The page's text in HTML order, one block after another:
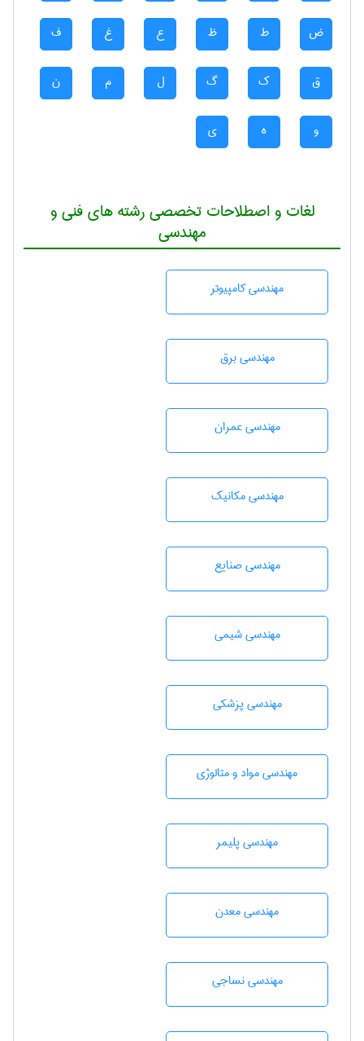
ض ط ظ ع غ ف
ق ک گ ل م ن
و ه ی
لغات و اصطلاحات تخصصی رشته های فنی و
مهندسی
مهندسی كامپيوتر
مهندسی برق
مهندسی عمران
مهندسی مکانیک
مهندسی صنايع
مهندسي شيمی
مهندسی پزشکی
مهندسی مواد و متالوژی
مهندسی پليمر
مهندسی معدن
مهندسي نساجی